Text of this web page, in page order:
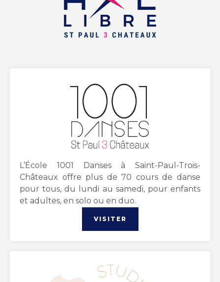
L’École 1001 Danses à Saint-Paul-Trois-
Châteaux offre plus de 70 cours de danse
pour tous, du lundi au samedi, pour enfants
et adultes, en solo ou en duo.
VISITER